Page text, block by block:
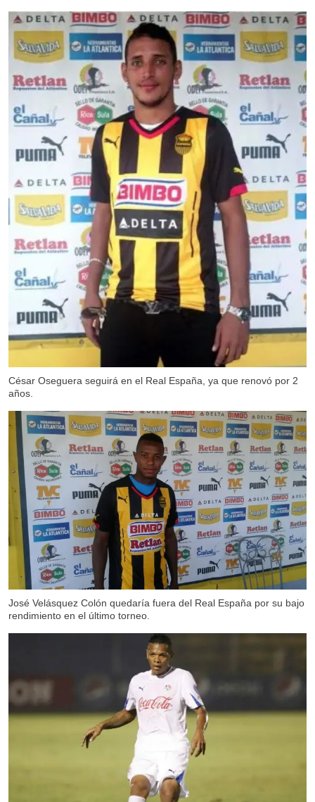
César Oseguera seguirá en el Real España, ya que renovó por 2
años.
José Velásquez Colón quedaría fuera del Real España por su bajo
rendimiento en el último torneo.